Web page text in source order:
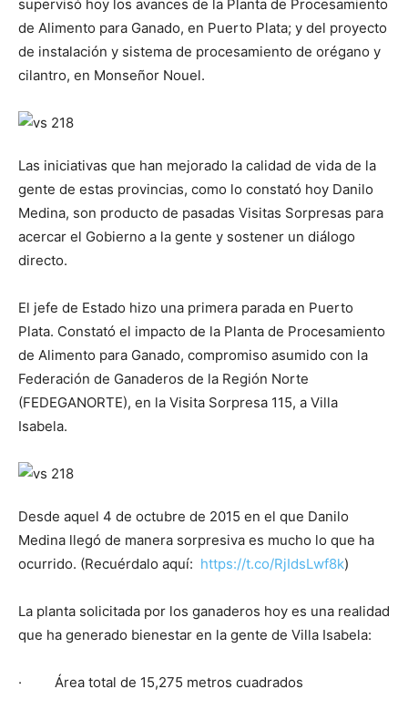
supervisó hoy los avances de la Planta de Procesamiento
de Alimento para Ganado, en Puerto Plata; y del proyecto
de instalación y sistema de procesamiento de orégano y
cilantro, en Monseñor Nouel.
Las iniciativas que han mejorado la calidad de vida de la
gente de estas provincias, como lo constató hoy Danilo
Medina, son producto de pasadas Visitas Sorpresas para
acercar el Gobierno a la gente y sostener un diálogo
directo.
El jefe de Estado hizo una primera parada en Puerto
Plata. Constató el impacto de la Planta de Procesamiento
de Alimento para Ganado, compromiso asumido con la
Federación de Ganaderos de la Región Norte
(FEDEGANORTE), en la Visita Sorpresa 115, a Villa
Isabela.
Desde aquel 4 de octubre de 2015 en el que Danilo
Medina llegó de manera sorpresiva es mucho lo que ha
ocurrido. (Recuérdalo aquí: https://t.co/RjIdsLwf8k)
La planta solicitada por los ganaderos hoy es una realidad
que ha generado bienestar en la gente de Villa Isabela:
· Área total de 15,275 metros cuadrados